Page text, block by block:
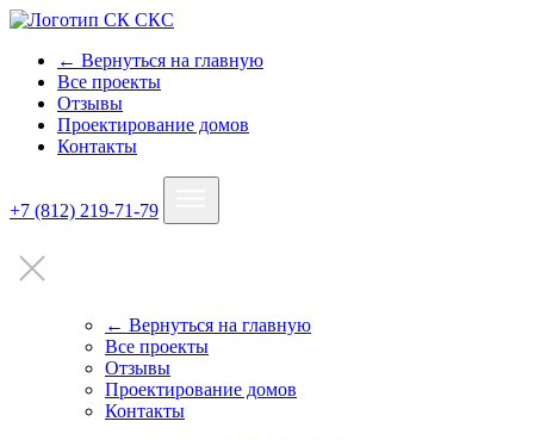
← Вернуться на главную
Все проекты
Отзывы
Проектирование домов
Контакты
+7 (812) 219-71-79
← Вернуться на главную
Все проекты
Отзывы
Проектирование домов
Контакты